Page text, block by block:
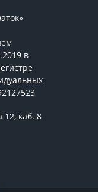
в
12, каб. 8